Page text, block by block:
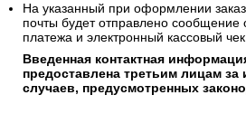
На указанный при оформлении
почты будет отправлено сообщение
платежа и электронный кассовый
Введенная контактная
предоставлена третьим лицам за
случаев, предусмотренных